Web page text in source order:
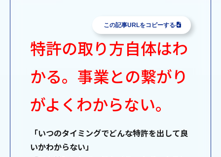
この記事URLをコピーする
特許の取り方自体はわ
かる。事業との繋がり
がよくわからない。
「いつのタイミングでどんな特許を出して良
いかわからない」